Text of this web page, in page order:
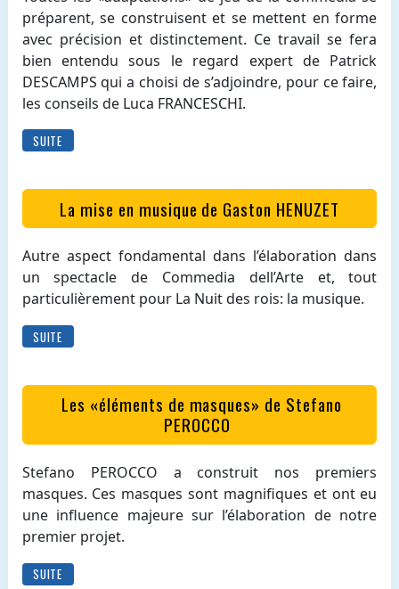
préparent, se construisent et se mettent en forme
avec précision et distinctement. Ce travail se fera
bien entendu sous le regard expert de Patrick
DESCAMPS qui a choisi de s’adjoindre, pour ce faire,
les conseils de Luca FRANCESCHI.
SUITE
La mise en musique de Gaston HENUZET
Autre aspect fondamental dans l’élaboration dans
un spectacle de Commedia dell’Arte et, tout
particulièrement pour La Nuit des rois: la musique.
SUITE
Les «éléments de masques» de Stefano
PEROCCO
Stefano PEROCCO a construit nos premiers
masques. Ces masques sont magnifiques et ont eu
une influence majeure sur l’élaboration de notre
premier projet.
SUITE